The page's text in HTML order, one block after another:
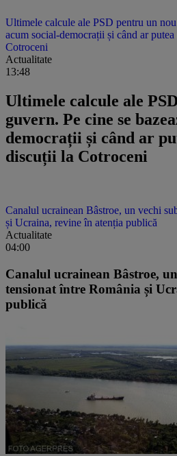
Ultimele calcule ale PSD pentru un
acum social-democrații și când ar
Cotroceni
Actualitate
13:48
Ultimele calcule ale
guvern. Pe cine se
democrații și când ar
discuții la Cotroceni
Canalul ucrainean Bâstroe, un vechi
și Ucraina, revine în atenția publică
Actualitate
04:00
Canalul ucrainean Bâstroe,
tensionat între România și
publică